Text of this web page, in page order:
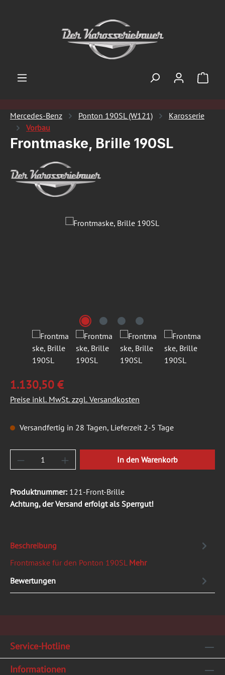
Mercedes-Benz Ponton 190SL (W121)
Karosserie
Vorbau
Frontmaske, Brille 190SL
Bildergalerie überspringen
1.130,50 €
Preise inkl. MwSt. zzgl. Versandkosten
Versandfertig in 28 Tagen, Lieferzeit 2-5 Tage
Produkt Anzahl: Gib den gewünschten
In den Warenkorb
Produktnummer: 121-Front-Brille
Achtung, der Versand erfolgt als Sperrgut!
Beschreibung
Frontmaske für den Ponton 190SL Mehr
Bewertungen
Service-Hotline
Informationen